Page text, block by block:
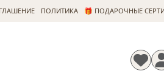
ПОЛИТИКА 🎁 ПОДАРОЧНЫЕ